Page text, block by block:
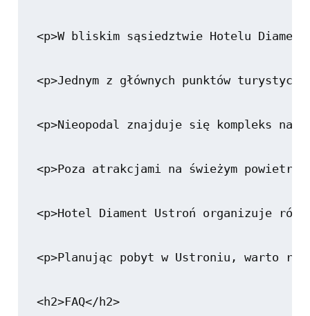
<p>W bliskim sąsiedztwie Hotelu
<p>Jednym z głównych punktów
<p>Nieopodal znajduje się kompleks
<p>Poza atrakcjami na świeżym
<p>Hotel Diament Ustroń organizuje
<p>Planując pobyt w Ustroniu, warto
<h2>FAQ</h2>